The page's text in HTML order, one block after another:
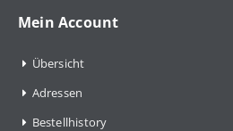
Mein Account
Übersicht
Adressen
Bestellhistory